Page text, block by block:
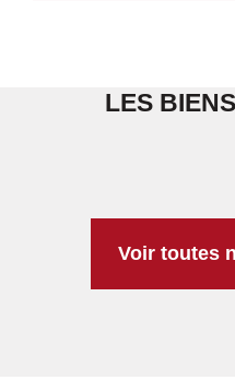
LES
Voir toutes